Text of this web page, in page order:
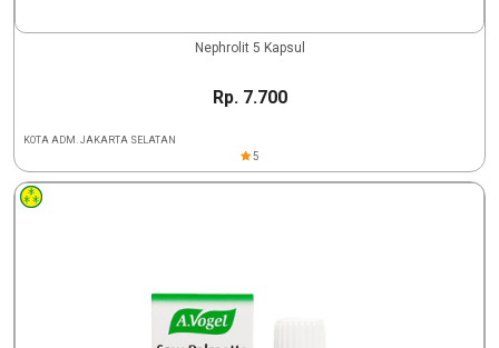
Nephrolit 5 Kapsul
Rp. 7.700
KOTA ADM. JAKARTA SELATAN
5